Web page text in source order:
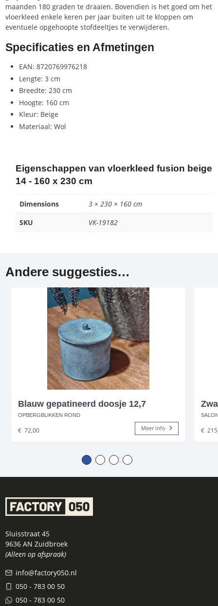
maanden 180 graden te draaien. Bovendien is het goed om het
vloerkleed enkele keren per jaar buiten uit te kloppen om
eventuele opgehoopte stofdeeltjes te verwijderen.
Specificaties en Afmetingen
EAN: 8720769976218
Lengte: 3 cm
Breedte: 230 cm
Hoogte: 160 cm
Kleur: Beige
Materiaal: Wol
Eigenschappen van vloerkleed fusion beige
14 - 160 x 230 cm
Dimensions
3 × 230 × 160 cm
SKU
VK-19182
Andere suggesties…
Blauw gepatineerd doosje 12,7
OPBERGBLIKKEN ROND
€ 72,00 Meer info €
Sluisstraat 45
9636 AN Zuidbroek
(Alleen op afspraak)
info@factory050.nl
050 - 783 00 50
050 - 783 00 50